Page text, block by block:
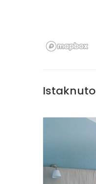
Istaknuto